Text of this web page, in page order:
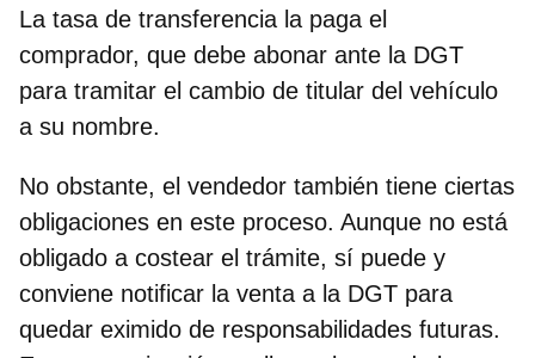
La tasa de transferencia la paga el
comprador, que debe abonar ante la DGT
para tramitar el cambio de titular del vehículo
a su nombre.
No obstante, el vendedor también tiene ciertas
obligaciones en este proceso. Aunque no está
obligado a costear el trámite, sí puede y
conviene notificar la venta a la DGT para
quedar eximido de responsabilidades futuras.